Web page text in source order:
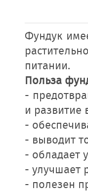
Фундук
питании.
Польза
-
и развитие
-
- выводит
- обладает
- улучшает
- полезен